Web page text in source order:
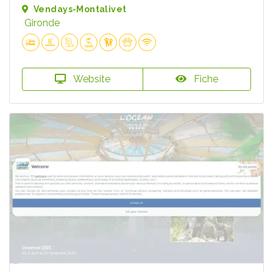
Vendays-Montalivet
Gironde
Website Fiche